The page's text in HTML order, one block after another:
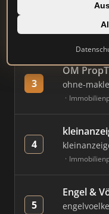
AVIV
3
OM
ohne-
4
5
Engel &